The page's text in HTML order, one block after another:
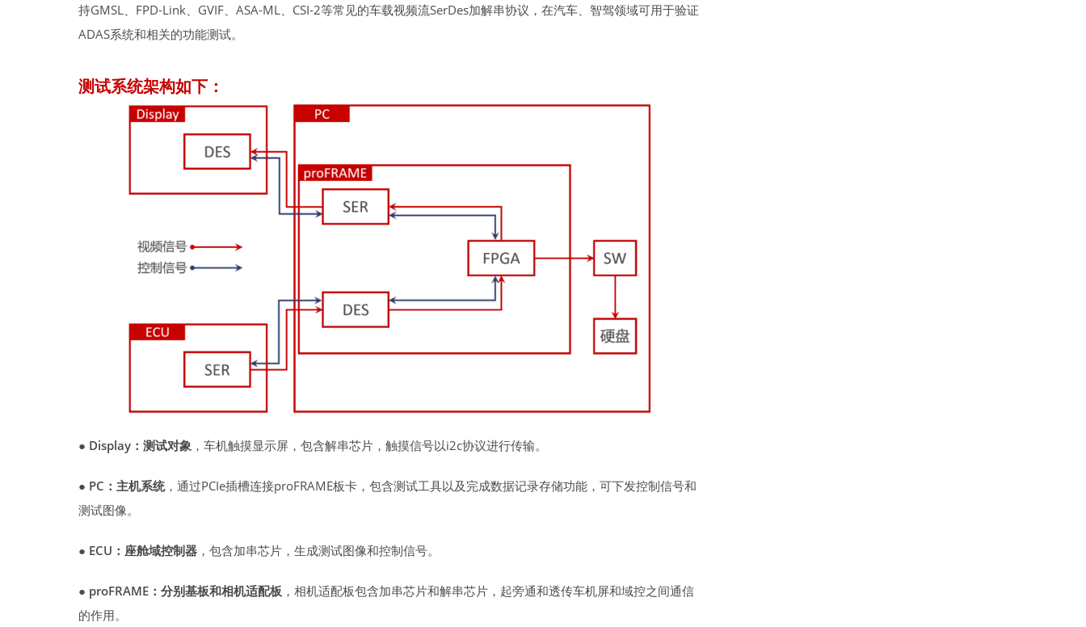
持GMSL、FPD-Link、GVIF、ASA-ML、CSI-2等常见的车载视频流SerDes加解串协议，在汽车、智驾领域可用于验证
ADAS系统和相关的功能测试。
测试系统架构如下：
● Display：测试对象 ，车机触摸显示屏，包含解串芯片，触摸信号以i2c协议进行传输。
● PC：主机系统，通过PCIe插槽连接proFRAME板卡，包含测试工具以及完成数据记录存储功能，可下发控制信号和
测试图像。
● ECU：座舱域控制器 ，包含加串芯片，生成测试图像和控制信号。
● proFRAME：分别基板和相机适配板 ，相机适配板包含加串芯片和解串芯片，起旁通和透传车机屏和域控之间通信
的作用。